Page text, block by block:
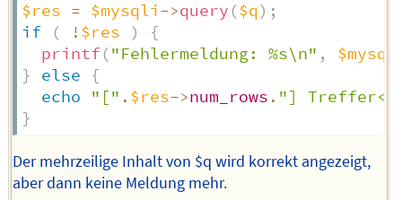
$res = $mysqli->query ($q) ;
if
( ! $res )
{
printf("Fehlermeldung: %s\n" ,
}
else
{
echo
"[" . $res->num_rows . "]
}
Der mehrzeilige Inhalt von $q wird korrekt angezeigt,
aber dann keine Meldung mehr.